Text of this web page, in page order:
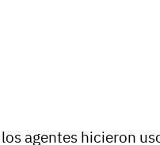
agentes hicieron